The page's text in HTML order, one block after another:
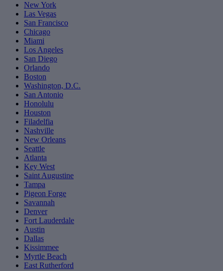
New York
Las Vegas
San Francisco
Chicago
Miami
Los Angeles
San Diego
Orlando
Boston
Washington, D.C.
San Antonio
Honolulu
Houston
Filadelfia
Nashville
New Orleans
Seattle
Atlanta
Key West
Saint Augustine
Tampa
Pigeon Forge
Savannah
Denver
Fort Lauderdale
Austin
Dallas
Kissimmee
Myrtle Beach
East Rutherford